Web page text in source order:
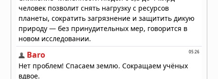
перезарядки гигантских кальдер
01.08.2026 в 08:30
Необычный торнадо ударил по
одному пригороду Чикаго дважды